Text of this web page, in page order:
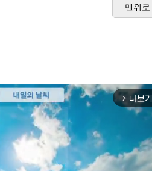
맨위로
arrow_forward_ios 더보기